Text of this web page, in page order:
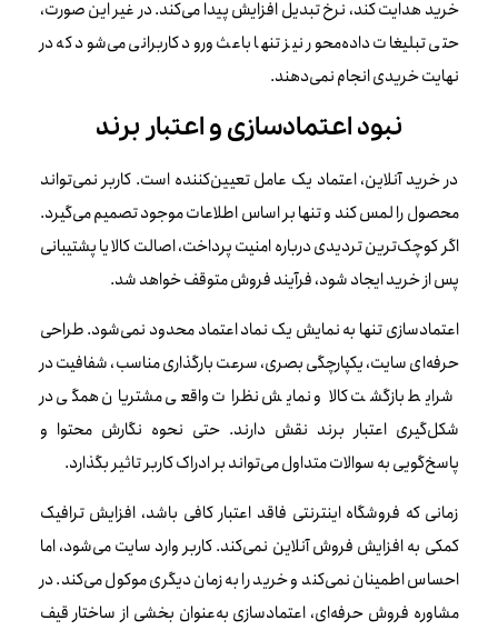
خرید هدایت کند، نرخ تبدیل افزایش پیدا می‌کند. در غیر این صورت،
حتی تبلیغات داده‌محور نیز تنها باعث ورود کاربرانی می‌شود که در
نهایت خریدی انجام نمی‌دهند.
نبود اعتمادسازی و اعتبار برند
در خرید آنلاین، اعتماد یک عامل تعیین‌کننده است. کاربر نمی‌تواند
محصول را لمس کند و تنها بر اساس اطلاعات موجود تصمیم می‌گیرد.
اگر کوچک‌ترین تردیدی درباره امنیت پرداخت، اصالت کالا یا پشتیبانی
پس از خرید ایجاد شود، فرآیند فروش متوقف خواهد شد.
اعتمادسازی تنها به نمایش یک نماد اعتماد محدود نمی‌شود. طراحی
حرفه‌ای سایت، یکپارچگی بصری، سرعت بارگذاری مناسب، شفافیت در
شرایط بازگشت کالا و نمایش نظرات واقعی مشتریان همگی در
شکل‌گیری اعتبار برند نقش دارند. حتی نحوه نگارش محتوا و
پاسخ‌گویی به سوالات متداول می‌تواند بر ادراک کاربر تاثیر بگذارد.
زمانی که فروشگاه اینترنتی فاقد اعتبار کافی باشد، افزایش ترافیک
کمکی به افزایش فروش آنلاین نمی‌کند. کاربر وارد سایت می‌شود، اما
احساس اطمینان نمی‌کند و خرید را به زمان دیگری موکول می‌کند. در
مشاوره فروش حرفه‌ای، اعتمادسازی به‌عنوان بخشی از ساختار قیف